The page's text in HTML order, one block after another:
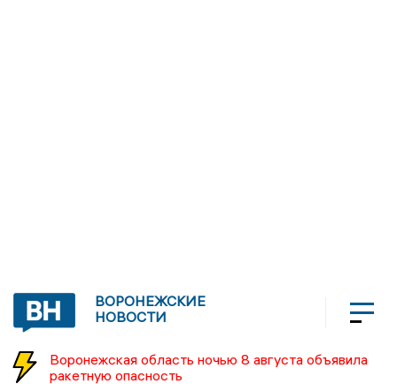
ВОРОНЕЖСКИЕ
НОВОСТИ
Воронежская область ночью 8 августа объявила
ракетную опасность